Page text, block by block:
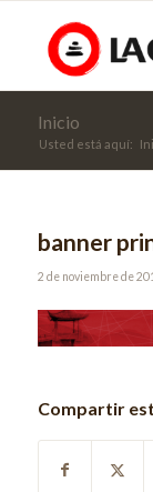
Inicio
Usted está aquí:
banner
2 de noviembre de
Compartir